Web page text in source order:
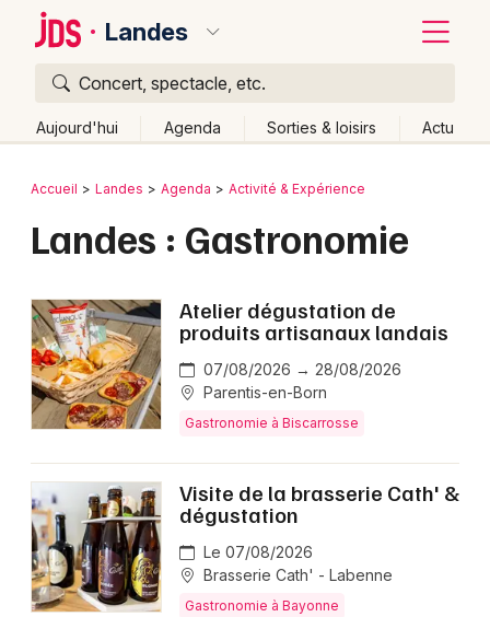
Landes
Concert, spectacle, etc.
Aujourd'hui Agenda Sorties & loisirs Actu
Publier un événement
Grands événements
Activité & Expérience
Manifestations
Foires & salons
Spectacles
Concerts
Bordeaux
Lille
Lyon
Marseille
Montpellier
Nantes
Nice
Retour
Accueil Landes Agenda Activité & Expérience
Landes : Gastronomie
Atelier dégustation de
produits artisanaux landais
07/08/2026 → 28/08/2026
Parentis-en-Born
Gastronomie à Biscarrosse
Visite de la brasserie Cath' &
dégustation
Le 07/08/2026
Brasserie Cath' - Labenne
Gastronomie à Bayonne
Quoi ?
Où ?
Changer de lieu
Aujourd'hui
Demain Ce week-end Autre